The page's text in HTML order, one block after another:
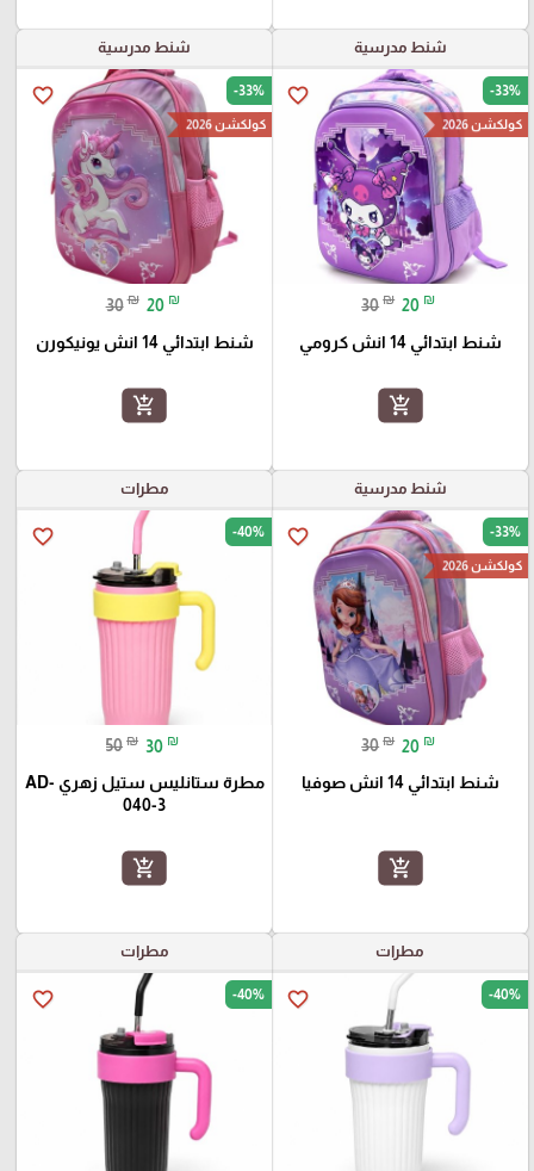
شنط مدرسية
favorite_border -33%
كولكشن 2026
30 ₪ 20 ₪
شنط ابتدائي 14 انش كرومي
add_shopping_cart
شنط مدرسية
favorite_border -33%
كولكشن 2026
30 ₪ 20 ₪
شنط ابتدائي 14 انش يونيكورن
add_shopping_cart
شنط مدرسية
favorite_border -33%
كولكشن 2026
30 ₪ 20 ₪
شنط ابتدائي 14 انش صوفيا
add_shopping_cart
مطرات
favorite_border -40%
50 ₪ 30 ₪
مطرة ستانليس ستيل زهري AD-
040-3
add_shopping_cart
مطرات
favorite_border -40%
مطرات
favorite_border -40%